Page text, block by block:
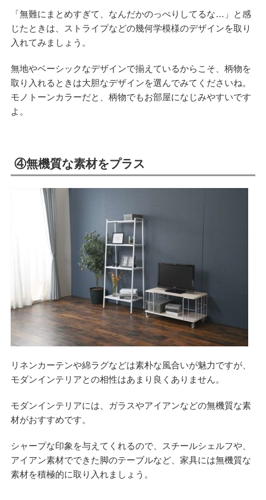
「無難にまとめすぎて、なんだかのっぺりしてるな…」と感
じたときは、ストライプなどの幾何学模様のデザインを取り
入れてみましょう。
無地やベーシックなデザインで揃えているからこそ、柄物を
取り入れるときは大胆なデザインを選んでみてくださいね。
モノトーンカラーだと、柄物でもお部屋になじみやすいです
よ。
④無機質な素材をプラス
リネンカーテンや綿ラグなどは素朴な風合いが魅力ですが、
モダンインテリアとの相性はあまり良くありません。
モダンインテリアには、ガラスやアイアンなどの無機質な素
材がおすすめです。
シャープな印象を与えてくれるので、スチールシェルフや、
アイアン素材でできた脚のテーブルなど、家具には無機質な
素材を積極的に取り入れましょう。